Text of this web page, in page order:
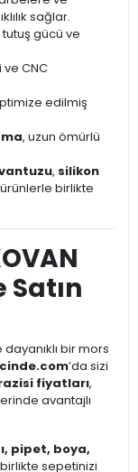
sağlar.
gücü ve
CNC
edilmiş
, uzun ömürlü
, silikon
birlikte
Satın
bir mors
’da sizi
fiyatları,
avantajlı
pipet, boya,
sepetinizi